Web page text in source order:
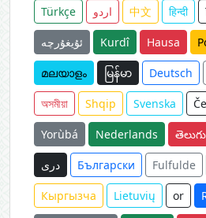
Türkçe اردو 中文 हिन्दी
ئۇيغۇرچە Kurdî Hausa
മലയാളം မြန်မာ Deutsch
অসমীয়া Shqip Svenska
Yorùbá Nederlands తెలుగు
دری Български Fulfulde
Кыргызча Lietuvių or